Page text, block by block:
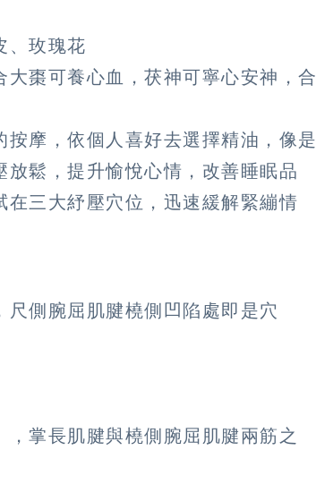
、玫瑰花
棗可養心血，茯神可寧心安神，合
摩，依個人喜好去選擇精油，像是
鬆，提升愉悅心情，改善睡眠品
三大紓壓穴位，迅速緩解緊繃情
側腕屈肌腱橈側凹陷處即是穴
掌長肌腱與橈側腕屈肌腱兩筋之